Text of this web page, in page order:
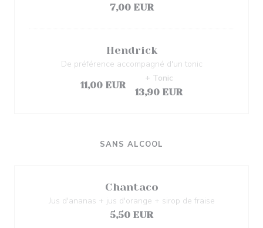
7,00 EUR
Hendrick
De préférence accompagné d'un tonic
11,00 EUR
13,90 EUR
+ Tonic
SANS ALCOOL
Chantaco
Jus d'ananas + jus d'orange + sirop de fraise
5,50 EUR